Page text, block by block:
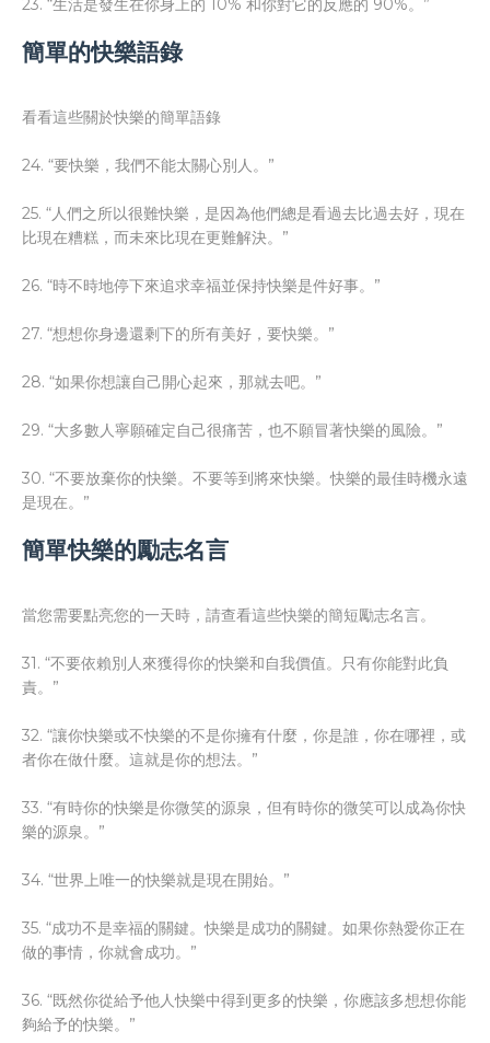
23. “生活是發生在你身上的 10% 和你對它的反應的 90%。”
簡單的快樂語錄
看看這些關於快樂的簡單語錄
24. “要快樂，我們不能太關心別人。”
25. “人們之所以很難快樂，是因為他們總是看過去比過去好，現在
比現在糟糕，而未來比現在更難解決。”
26. “時不時地停下來追求幸福並保持快樂是件好事。”
27. “想想你身邊還剩下的所有美好，要快樂。”
28. “如果你想讓自己開心起來，那就去吧。”
29. “大多數人寧願確定自己很痛苦，也不願冒著快樂的風險。”
30. “不要放棄你的快樂。不要等到將來快樂。快樂的最佳時機永遠
是現在。”
簡單快樂的勵志名言
當您需要點亮您的一天時，請查看這些快樂的簡短勵志名言。
31. “不要依賴別人來獲得你的快樂和自我價值。只有你能對此負
責。”
32. “讓你快樂或不快樂的不是你擁有什麼，你是誰，你在哪裡，或
者你在做什麼。這就是你的想法。”
33. “有時你的快樂是你微笑的源泉，但有時你的微笑可以成為你快
樂的源泉。”
34. “世界上唯一的快樂就是現在開始。”
35. “成功不是幸福的關鍵。快樂是成功的關鍵。如果你熱愛你正在
做的事情，你就會成功。”
36. “既然你從給予他人快樂中得到更多的快樂，你應該多想想你能
夠給予的快樂。”